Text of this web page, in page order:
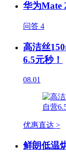
华为Mate
问答 4
高洁丝
6.5元秒！
08.01
优惠直达 >
鲜朗低温